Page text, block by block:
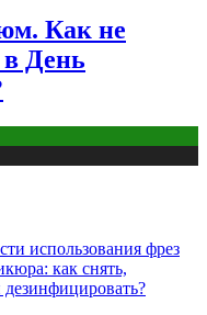
Как не
в День
использования фрез
как снять,
дезинфицировать?